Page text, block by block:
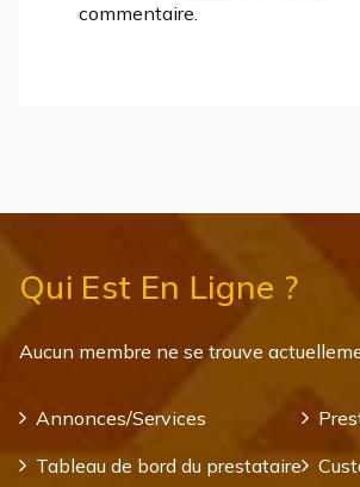
commentaire.
Qui Est En Ligne ?
Aucun membre ne se trouve
Annonces/Services
Tableau de bord du prestataire